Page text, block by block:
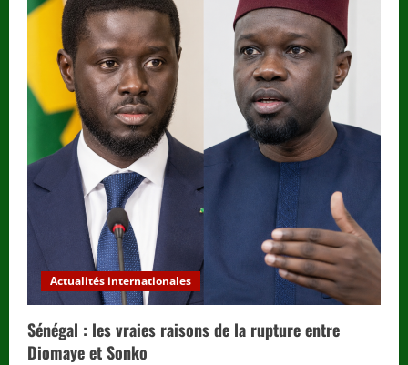
Actualités internationales
Sénégal : les vraies raisons de la rupture entre
Diomaye et Sonko